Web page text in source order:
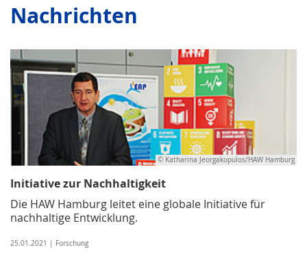
Nachrichten
© Katharina Jeorgakopulos/HAW Hamburg
Initiative zur Nachhaltigkeit
Die HAW Hamburg leitet eine globale Initiative für
nachhaltige Entwicklung.
25.01.2021 | Forschung